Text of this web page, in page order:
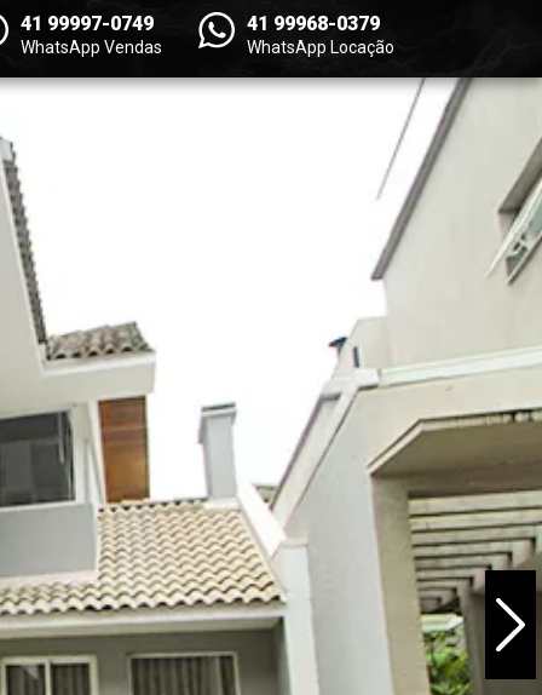
41 99997-0749
WhatsApp Vendas
41 99968-0379
WhatsApp Locação